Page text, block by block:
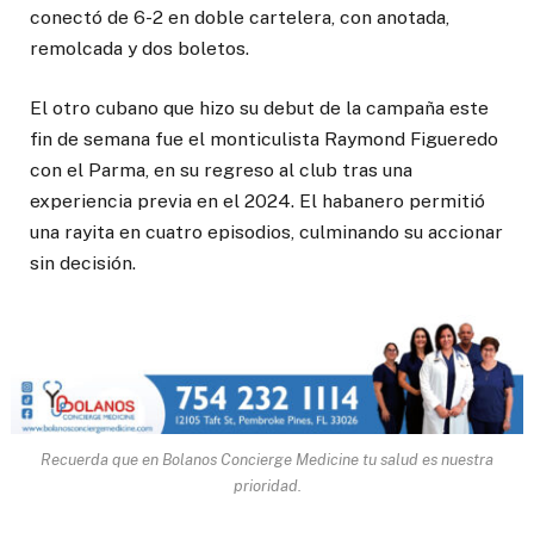
conectó de 6-2 en doble cartelera, con anotada,
remolcada y dos boletos.
El otro cubano que hizo su debut de la campaña este
fin de semana fue el monticulista Raymond Figueredo
con el Parma, en su regreso al club tras una
experiencia previa en el 2024. El habanero permitió
una rayita en cuatro episodios, culminando su accionar
sin decisión.
Recuerda que en Bolanos Concierge Medicine tu salud es nuestra
prioridad.